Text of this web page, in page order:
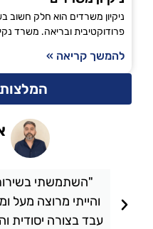
ניקיון משרדים הוא חלק חשוב
פרודוקטיבית ובריאה. משרד
להמשך קריאה »
"השתמשתי
והייתי מרוצה מעל
עבד בצורה יסודית